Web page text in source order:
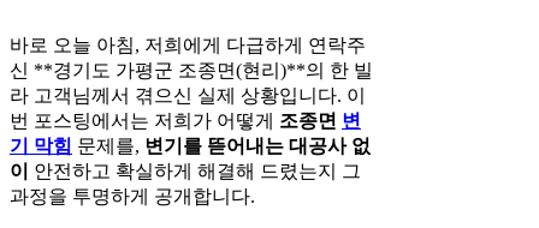
바로 오늘 아침, 저희에게 다급하게 연락주
신 **경기도 가평군 조종면(현리)**의 한 빌
라 고객님께서 겪으신 실제 상황입니다. 이
번 포스팅에서는 저희가 어떻게 조종면 변
기 막힘 문제를, 변기를 뜯어내는 대공사 없
이
안전하고 확실하게 해결해 드렸는지 그
과정을 투명하게 공개합니다.